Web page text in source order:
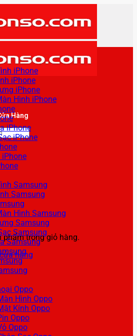
Hàng
phẩm trong giỏ hàng.
hàng
iPhone
iPhone
iPhone
Hình iPhone
iPhone
iPhone
iPhone
Samsung
Samsung
Hình Samsung
Samsung
Samsung
Samsung
Oppo
Hình Oppo
Kính Oppo
Oppo
Oppo